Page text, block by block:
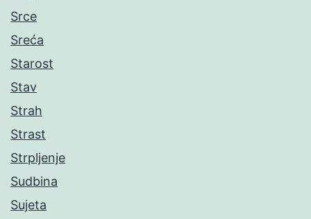
Srce
Sreća
Starost
Stav
Strah
Strast
Strpljenje
Sudbina
Sujeta